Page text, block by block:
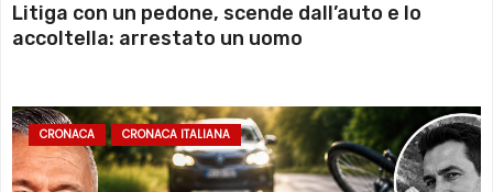
Litiga con un pedone, scende dall’auto e lo
accoltella: arrestato un uomo
CRONACA CRONACA ITALIANA